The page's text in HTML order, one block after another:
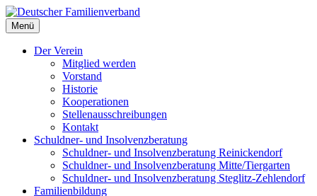
Deutscher Familienverband
Landesverband Berlin
Menü
Der Verein
Mitglied werden
Vorstand
Historie
Kooperationen
Stellenausschreibungen
Kontakt
Schuldner- und Insolvenzberatung
Schuldner- und Insolvenzberatung Reinickendorf
Schuldner- und Insolvenzberatung Mitte/Tiergarten
Schuldner- und Insolvenzberatung Steglitz-Zehlendorf
Familienbildung